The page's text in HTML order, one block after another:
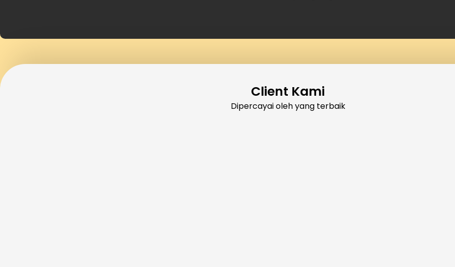
Client Kami
Dipercayai oleh yang terbaik